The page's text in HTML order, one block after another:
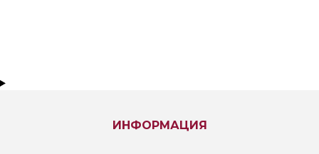
ИНФОРМАЦИЯ